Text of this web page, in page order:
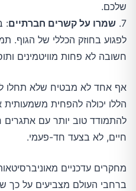
שלכם.
7. שמרו על קשרים חברתיים:
לפגוע בחוזק הכללי של הגוף.
חשובה לא פחות מוויטמינים
אף אחד לא מבטיח שלא תחלו
הללו יכולה להפחית משמעותית
להתמודד טוב יותר עם אתגרים
חיים, לא בצעד חד-פעמי.
מחקרים עדכניים
ברחבי העולם מצביעים על כך